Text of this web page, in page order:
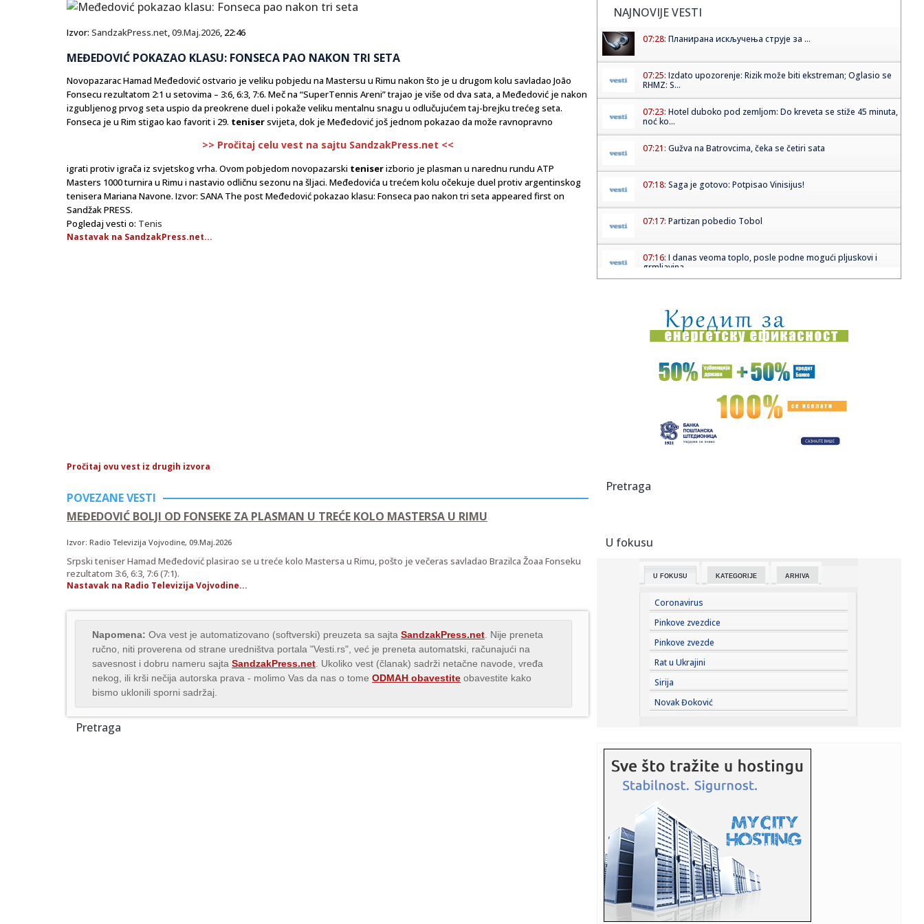
Izvor: SandzakPress.net,09.Maj.2026, 22:46
MEĐEDOVIĆ POKAZAO KLASU: FONSECA PAO NAKON TRI SETA
Novopazarac Hamad Međedović ostvario je veliku pobjedu na Mastersu u Rimu nakon što je u drugom kolu savladao João
Fonsecu rezultatom 2:1 u setovima – 3:6, 6:3, 7:6. Meč na “SuperTennis Areni” trajao je više od dva sata, a Međedović je nakon
izgubljenog prvog seta uspio da preokrene duel i pokaže veliku mentalnu snagu u odlučujućem taj-brejku trećeg seta.
Fonseca je u Rim stigao kao favorit i 29. tenisersvijeta, dok je Međedović još jednom pokazao da može ravnopravno
>> Pročitaj celu vest na sajtu SandzakPress.net <<
igrati protiv igrača iz svjetskog vrha. Ovom pobjedom novopazarski teniserizborio je plasman u narednu rundu ATP
Masters 1000 turnira u Rimu i nastavio odličnu sezonu na šljaci. Međedovića u trećem kolu očekuje duel protiv argentinskog
tenisera Mariana Navone. Izvor: SANA The post Međedović pokazao klasu: Fonseca pao nakon tri seta appeared first on
Sandžak PRESS.
Pogledaj vesti o: Tenis
Nastavak na SandzakPress.net...
Pročitaj ovu vest iz drugih izvora
POVEZANE VESTI
MEĐEDOVIĆ BOLJI OD FONSEKE ZA PLASMAN U TREĆE KOLO MASTERSA U RIMU
Izvor: Radio Televizija Vojvodine, 09.Maj.2026
Srpski teniser Hamad Međedović plasirao se u treće kolo Mastersa u Rimu, pošto je večeras savladao Brazilca Žoaa Fonseku
rezultatom 3:6, 6:3, 7:6 (7:1).
Nastavak na Radio Televizija Vojvodine...
Napomena: Ova vest je automatizovano (softverski) preuzeta sa sajta SandzakPress.net . Nije preneta
ručno, niti proverena od strane uredništva portala "Vesti.rs", već je preneta automatski, računajući na
savesnost i dobru nameru sajta SandzakPress.net . Ukoliko vest (članak) sadrži netačne navode, vređa
nekog, ili krši nečija autorska prava - molimo Vas da nas o tome ODMAH obavestite obavestite kako
bismo uklonili sporni sadržaj.
Pretraga
NAJNOVIJE VESTI
07:28: Планирана искључења струје за ...
07:25: Izdato upozorenje: Rizik može biti ekstreman; Oglasio se
RHMZ: S...
07:23: Hotel duboko pod zemljom: Do kreveta se stiže 45 minuta,
noć ko...
07:21: Gužva na Batrovcima, čeka se četiri sata
07:18: Saga je gotovo: Potpisao Vinisijus!
07:17: Partizan pobedio Tobol
07:16: I danas veoma toplo, posle podne mogući pljuskovi i
grmljavina
07:12:Uzbuna: Naređena hitna evakuacija stanovništva; Otkazani
letovi...
07:11:Na Preševu bez većih gužvi, ali se tokom dana očekuje
pojača...
Najveći fenomen na tržištu nekretnina u Srbiji: Kuće u ovom
07:10:[PLAĆENI PIČ?] MILKA NEGROVIĆ,
07:03:
07:01: McMurtry Spéirling PURE na Monterey Car Weeku
07:00:Novi detalji uvežbavanja 98. vazduhoplovne brigade:
„Novi sadr...
06:55:BROJ PO BROJ: Zna se red
06:36:Prvo tropske vrućine, pa grmljavina: RHMZ upozorava na
naglu pro...
06:11: Vlasnici poručili: "Nova Željezara Zenica nikada nije bila na
...
06:11:
06:11:Alarm iz Doboja: Procjedne vode iz deponije završavaju u
rijeci ...
06:01:Streljaštvo: Pančevac Aleksa Rakonjac osvojio zlato i
srebro na...
05:05:Рецепт дана: Паста са фета сиром и ...
Pretraga
U fokusu
U FOKUSU KATEGORIJE ARHIVA
Coronavirus
Pinkove zvezdice
Pinkove zvezde
Rat u Ukrajini
Sirija
Novak Đoković